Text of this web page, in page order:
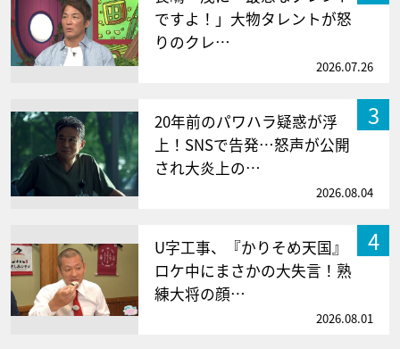
ですよ！」大物タレントが怒
りのクレ…
2026.07.26
3
20年前のパワハラ疑惑が浮
上！SNSで告発…怒声が公開
され大炎上の…
2026.08.04
4
U字工事、『かりそめ天国』
ロケ中にまさかの大失言！熟
練大将の顔…
2026.08.01